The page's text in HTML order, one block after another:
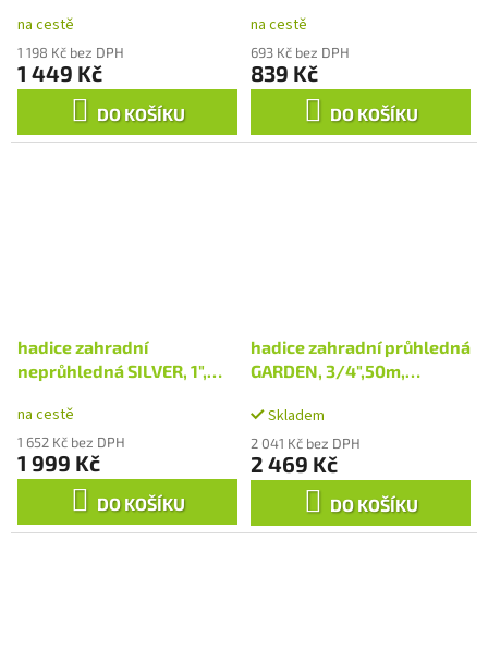
na cestě
1 198 Kč bez DPH
1 449 Kč
DO KOŠÍKU
na cestě
693 Kč bez DPH
839 Kč
DO KOŠÍKU
hadice zahradní
neprůhledná SILVER, 1",
na cestě
1 652 Kč bez DPH
1 999 Kč
DO KOŠÍKU
hadice zahradní průhledná
GARDEN, 3/4",50m,
Skladem
2 041 Kč bez DPH
2 469 Kč
DO KOŠÍKU